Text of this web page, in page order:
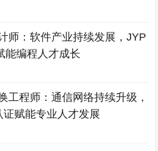
师：软件产业持续发展，JYP
能编程人才成长
工程师：通信网络持续升级，
证赋能专业人才发展